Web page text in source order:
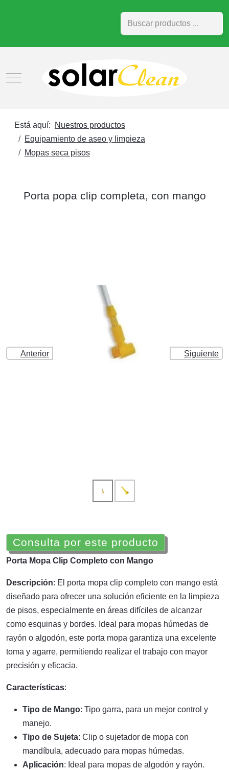
Buscar
Mobile Menu Toggle
Está aquí:
Nuestros productos
Equipamiento de aseo y limpieza
Mopas seca pisos
Porta popa clip completa, con mango
Anterior Siguiente
Consulta por este producto
Porta Mopa Clip Completo con Mango
Descripción: El porta mopa clip completo con mango está
diseñado para ofrecer una solución eficiente en la limpieza
de pisos, especialmente en áreas difíciles de alcanzar
como esquinas y bordes. Ideal para mopas húmedas de
rayón o algodón, este porta mopa garantiza una excelente
toma y agarre, permitiendo realizar el trabajo con mayor
precisión y eficacia.
Características:
Tipo de Mango: Tipo garra, para un mejor control y
manejo.
Tipo de Sujeta: Clip o sujetador de mopa con
mandíbula, adecuado para mopas húmedas.
Aplicación: Ideal para mopas de algodón y rayón.